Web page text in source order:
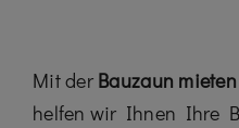
Mit der Bauzaun
helfen wir Ihnen Ihre